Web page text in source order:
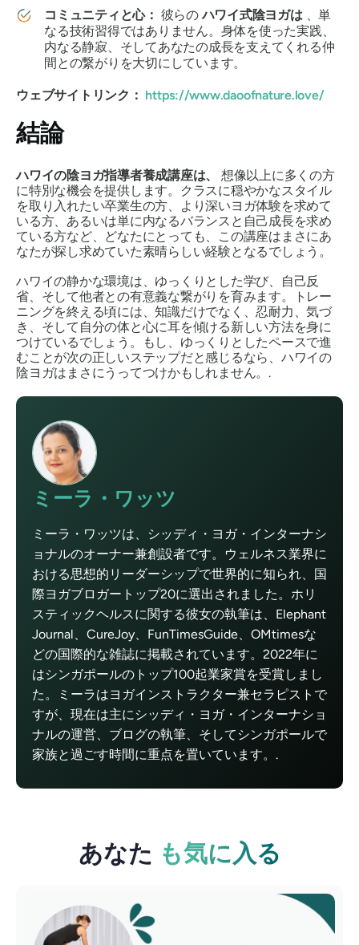
コミュニティと心： 彼らのハワイ式陰ヨガは、単
なる技術習得ではありません。身体を使った実践、
内なる静寂、そしてあなたの成長を支えてくれる仲
間との繋がりを大切にしています。
ウェブサイトリンク： https://www.daoofnature.love/
結論
ハワイの陰ヨガ指導者養成講座は、
想像以上に多くの方
に特別な機会を提供します。クラスに穏やかなスタイル
を取り入れたい卒業生の方、より深いヨガ体験を求めて
いる方、あるいは単に内なるバランスと自己成長を求め
ている方など、どなたにとっても、この講座はまさにあ
なたが探し求めていた素晴らしい経験となるでしょう。
ハワイの静かな環境は、ゆっくりとした学び、自己反
省、そして他者との有意義な繋がりを育みます。トレー
ニングを終える頃には、知識だけでなく、忍耐力、気づ
き、そして自分の体と心に耳を傾ける新しい方法を身に
つけているでしょう。もし、ゆっくりとしたペースで進
むことが次の正しいステップだと感じるなら、ハワイの
陰ヨガはまさにうってつけかもしれません。.
ミーラ・ワッツ
ミーラ・ワッツは、シッディ・ヨガ・インターナシ
ョナルのオーナー兼創設者です。ウェルネス業界に
おける思想的リーダーシップで世界的に知られ、国
際ヨガブロガートップ20に選出されました。ホリ
スティックヘルスに関する彼女の執筆は、Elephant
Journal、CureJoy、FunTimesGuide、OMtimesな
どの国際的な雑誌に掲載されています。2022年に
はシンガポールのトップ100起業家賞を受賞しまし
た。ミーラはヨガインストラクター兼セラピストで
すが、現在は主にシッディ・ヨガ・インターナショ
ナルの運営、ブログの執筆、そしてシンガポールで
家族と過ごす時間に重点を置いています。.
あなた も気に入る